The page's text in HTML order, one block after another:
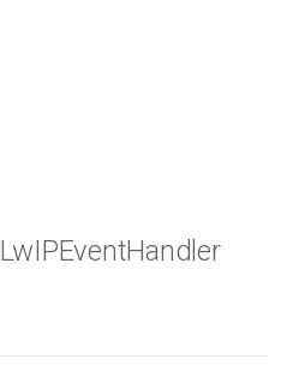
LwIPEventHandler